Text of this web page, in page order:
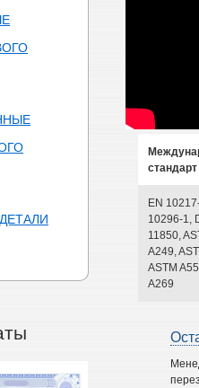
стандарт
EN
10296-1,
11850,
A249,
ASTM
A269